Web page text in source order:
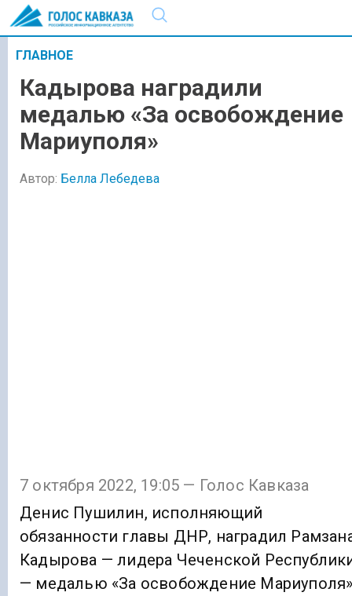
ГЛАВНОЕ
Кадырова наградили
медалью «За освобождение
Мариуполя»
Автор: Белла Лебедева
7 октября 2022, 19:05 — Голос Кавказа
Денис Пушилин, исполняющий
обязанности главы ДНР, наградил
Кадырова — лидера Чеченской
— медалью «За освобождение